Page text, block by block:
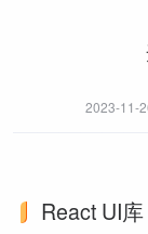
2023-11-
React UI库